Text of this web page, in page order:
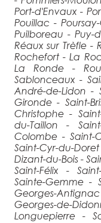
Port-d'Envaux -
Pouillac -
Puilboreau - Puy-
Réaux sur Trèfle -
Rochefort - La
La Ronde -
Sablonceaux -
André-de-Lidon -
Gironde - Saint-
Christophe -
du-Taillon -
Colombe - Saint-
Saint-Cyr-du-
Dizant-du-Bois -
Saint-Félix -
Sainte-Gemme -
Georges-
Georges-de-
Longuepierre -